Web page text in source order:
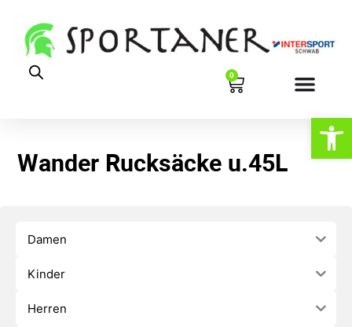
0
Wander Rucksäcke u.45L
Damen
Kinder
Herren